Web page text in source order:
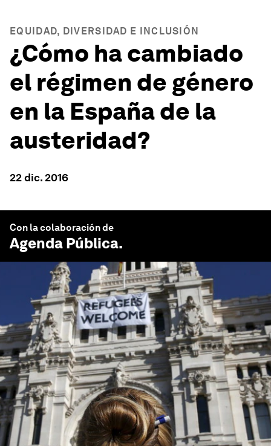
EQUIDAD, DIVERSIDAD E INCLUSIÓN
¿Cómo ha cambiado
el régimen de género
en la España de la
austeridad?
22 dic. 2016
Con la colaboración de
Agenda Pública.